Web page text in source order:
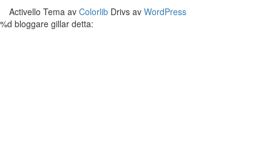
Activello Tema av Colorlib Drivs av WordPress
%d bloggare gillar detta: